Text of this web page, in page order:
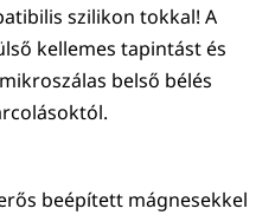
szilikon tokkal! A
kellemes tapintást és
belső bélés
beépített mágnesekkel